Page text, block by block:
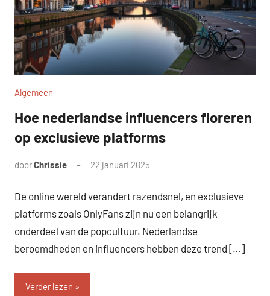
Algemeen
Hoe nederlandse influencers floreren
op exclusieve platforms
doorChrissie 22 januari 2025
De online wereld verandert razendsnel, en exclusieve
platforms zoals OnlyFans zijn nu een belangrijk
onderdeel van de popcultuur. Nederlandse
beroemdheden en influencers hebben deze trend […]
Verder lezen